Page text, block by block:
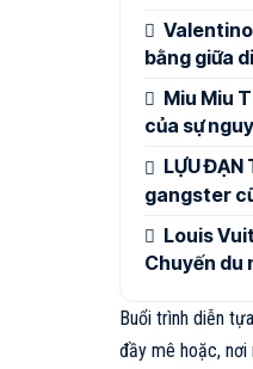
bằng giữa
Miu Miu
của sự
LỰU
gangster
Louis
Chuyến du
Buổi trình diễn
đầy mê hoặc,